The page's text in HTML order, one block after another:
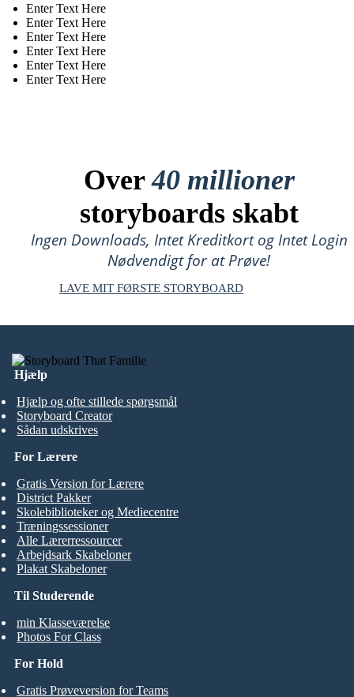
Enter Text Here
Enter Text Here
Enter Text Here
Enter Text Here
Enter Text Here
Enter Text Here
Over40 millioner
storyboards skabt
Ingen Downloads, Intet Kreditkort og Intet Login
Nødvendigt for at Prøve!
LAVE MIT FØRSTE STORYBOARD
Hjælp
Hjælp og ofte stillede spørgsmål
Storyboard Creator
Sådan udskrives
Til Studerende
min Klasseværelse
Photos For Class
For Lærere
Gratis Version for Lærere
District Pakker
Skolebiblioteker og Mediecentre
Træningssessioner
Alle Lærerressourcer
Arbejdsark Skabeloner
Plakat Skabeloner
For Hold
Gratis Prøveversion for Teams